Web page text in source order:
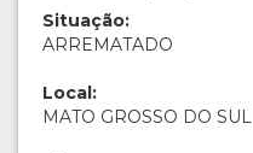
Situação:
ARREMATADO
Local:
MATO GROSSO DO SUL